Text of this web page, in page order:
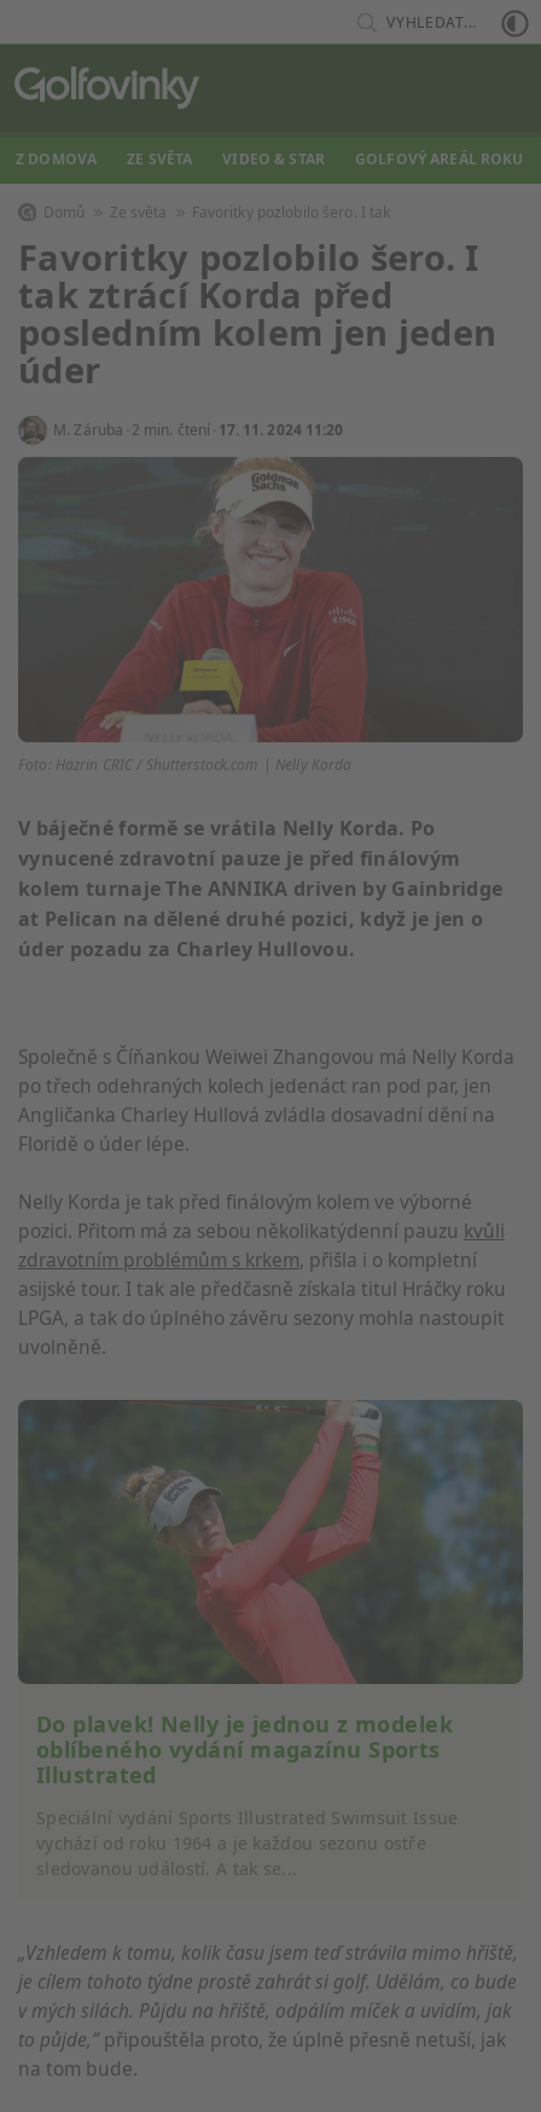
VYHLEDAT...
Z DOMOVA ZE SVĚTA VIDEO & STAR GOLFOVÝ AREÁL ROKU
Domů Ze světa Favoritky pozlobilo šero. I tak
Favoritky pozlobilo šero. I
tak ztrácí Korda před
posledním kolem jen jeden
úder
M. Záruba 2 min. čtení 17. 11. 2024 11:20
Foto: Hazrin CRIC / Shutterstock.com | Nelly Korda
V báječné formě se vrátila Nelly Korda. Po
vynucené zdravotní pauze je před finálovým
kolem turnaje The ANNIKA driven by Gainbridge
at Pelican na dělené druhé pozici, když je jen o
úder pozadu za Charley Hullovou.
Společně s Číňankou Weiwei Zhangovou má Nelly Korda
po třech odehraných kolech jedenáct ran pod par, jen
Angličanka Charley Hullová zvládla dosavadní dění na
Floridě o úder lépe.
Nelly Korda je tak před finálovým kolem ve výborné
pozici. Přitom má za sebou několikatýdenní pauzu kvůli
zdravotním problémům s krkem, přišla i o kompletní
asijské tour. I tak ale předčasně získala titul Hráčky roku
LPGA, a tak do úplného závěru sezony mohla nastoupit
uvolněně.
Do plavek! Nelly je jednou z modelek
oblíbeného vydání magazínu Sports
Illustrated
Speciální vydání Sports Illustrated Swimsuit Issue
vychází od roku 1964 a je každou sezonu ostře
sledovanou událostí. A tak se...
„Vzhledem k tomu, kolik času jsem teď strávila mimo hřiště,
je cílem tohoto týdne prostě zahrát si golf. Udělám, co bude
v mých silách. Půjdu na hřiště, odpálím míček a uvidím, jak
to půjde,“připouštěla proto, že úplně přesně netuší, jak
na tom bude.